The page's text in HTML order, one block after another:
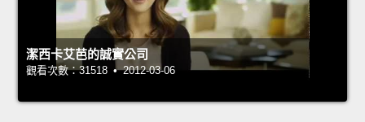
潔西卡艾芭的誠實公司
觀看次數：31518 • 2012-03-06